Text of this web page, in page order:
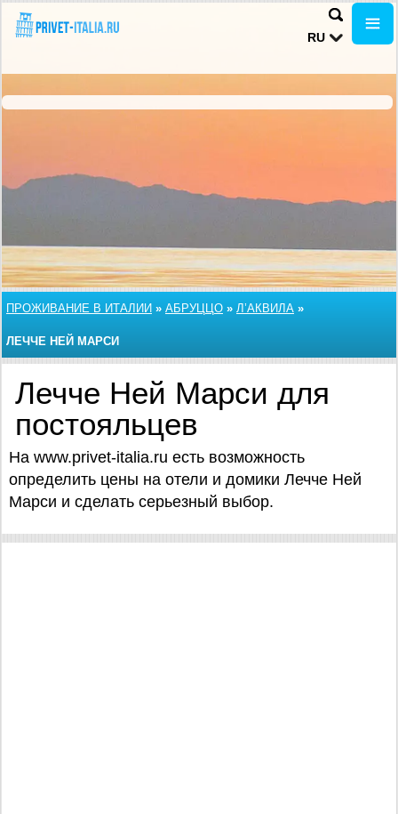
RU
ПРОЖИВАНИЕ В ИТАЛИИ » АБРУЦЦО » Л’АКВИЛА »
ЛЕЧЧЕ НЕЙ МАРСИ
Лечче Ней Марси для
постояльцев
На www.privet-italia.ru есть возможность
определить цены на отели и домики Лечче Ней
Марси и сделать серьезный выбор.